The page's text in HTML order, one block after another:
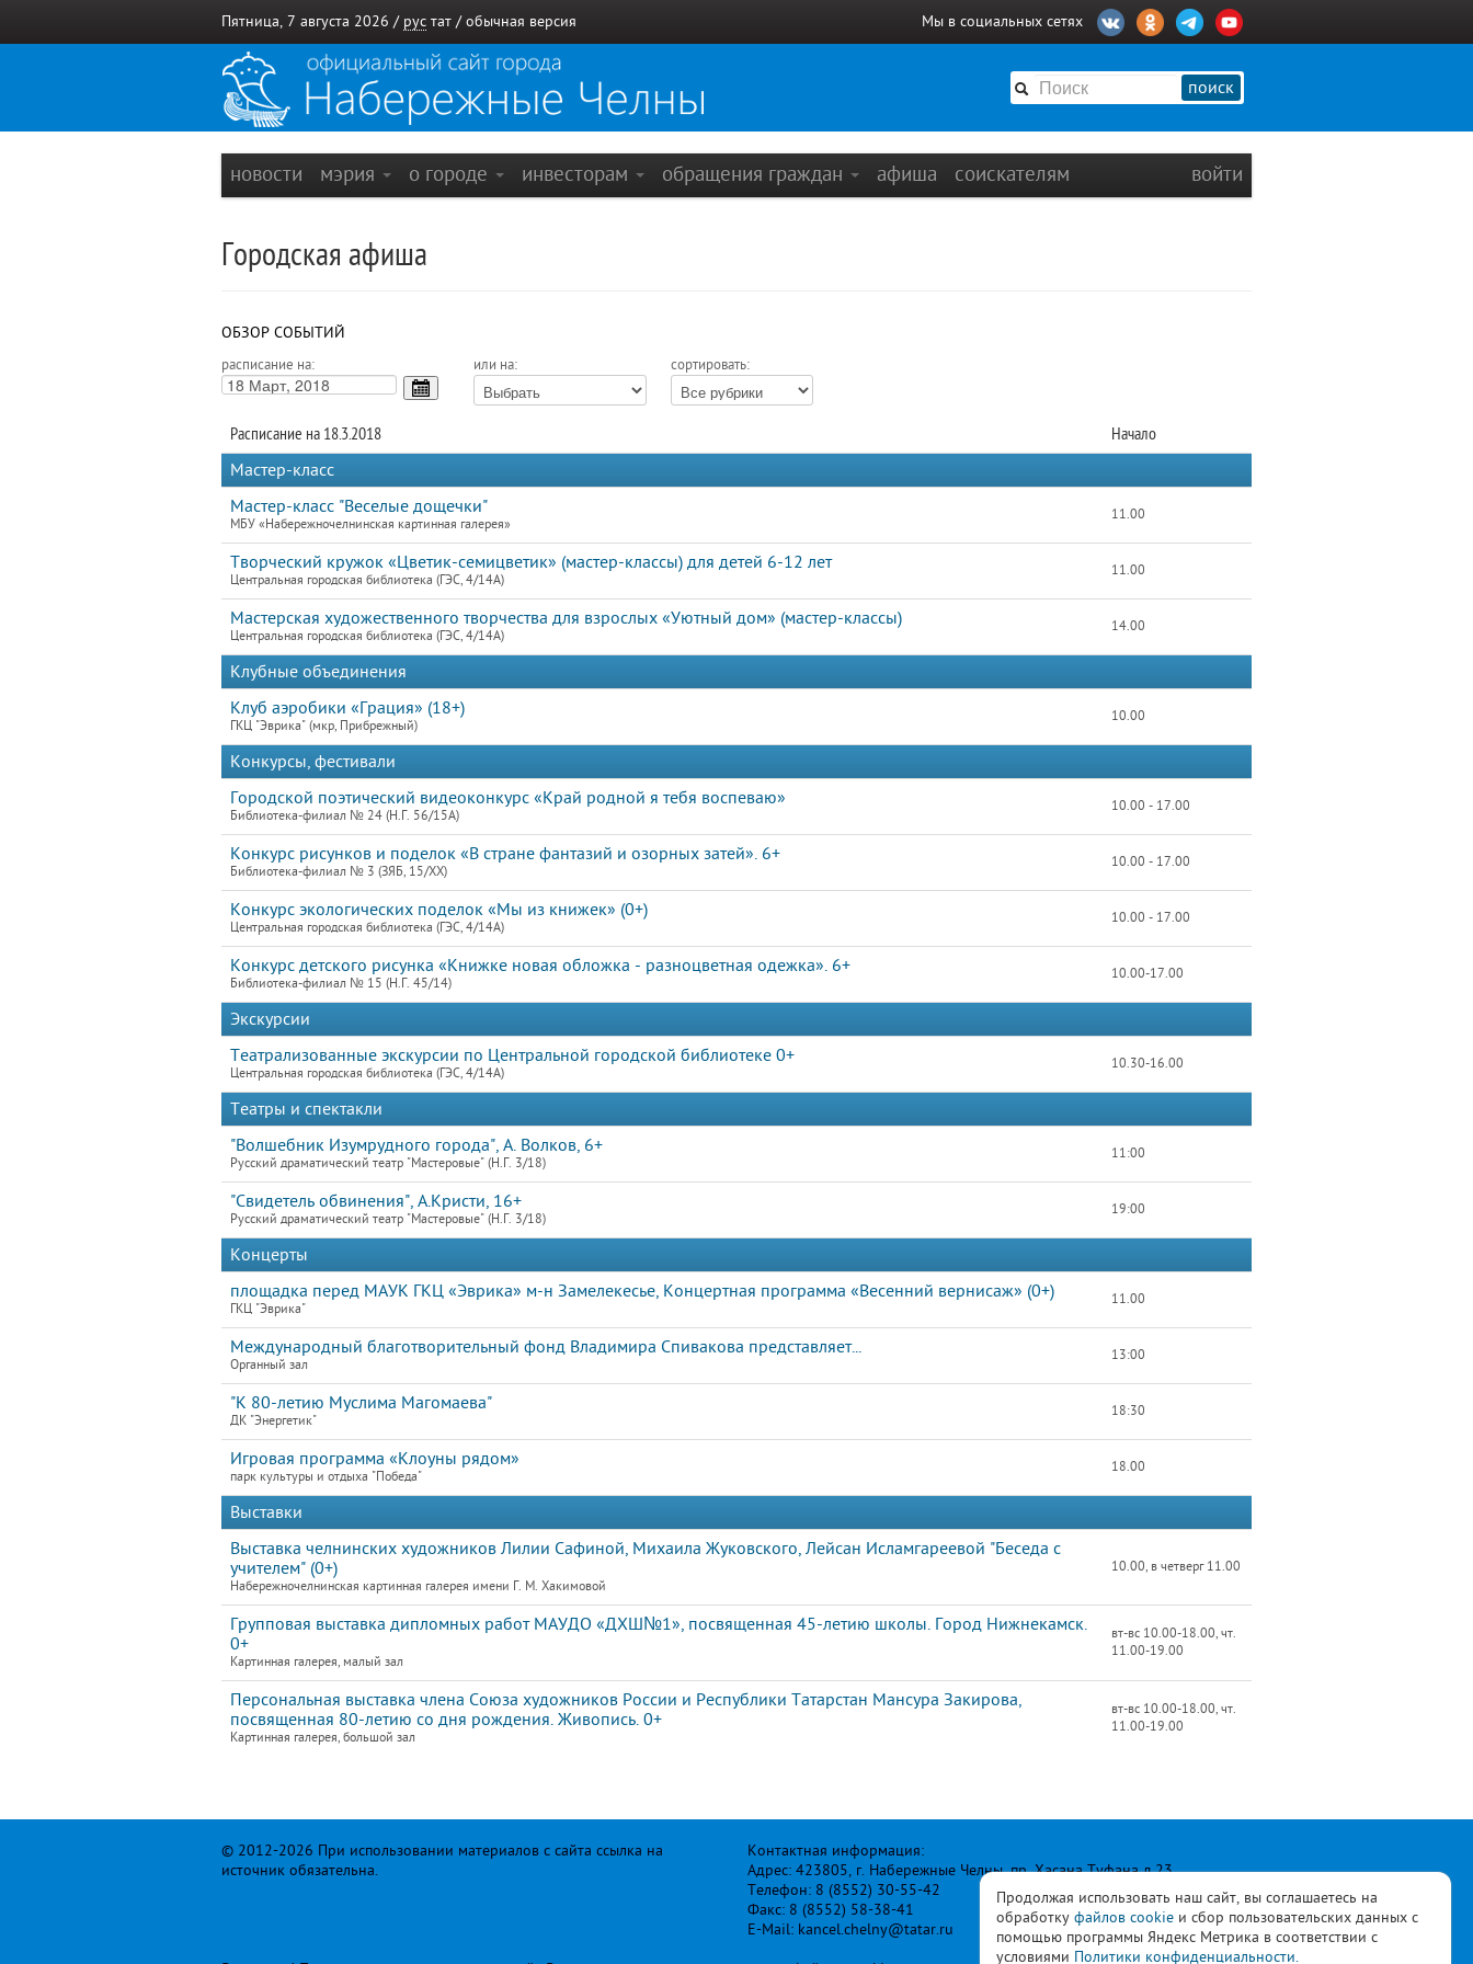
Продолжая использовать наш сайт, вы соглашаетесь на
обработку файлов cookie и сбор пользовательских данных с
помощью программы Яндекс Метрика в соответствии с
условиями Политики конфиденциальности.
Пятница, 7 августа 2026 / рус тат / обычная версия Мы в социальных сетях
поиск
новости мэрия о городе инвесторам обращения граждан афиша соискателям войти
Городская афиша
ОБЗОР СОБЫТИЙ
расписание на: или на: сортировать:
Расписание на 18.3.2018
Начало
Мастер-класс
Мастер-класс "Веселые дощечки"
МБУ «Набережночелнинская картинная галерея»
11.00
Творческий кружок «Цветик-семицветик» (мастер-классы) для детей 6-12 лет
Центральная городская библиотека (ГЭС, 4/14А)
11.00
Мастерская художественного творчества для взрослых «Уютный дом» (мастер-классы)
Центральная городская библиотека (ГЭС, 4/14А)
14.00
Клубные объединения
Клуб аэробики «Грация» (18+)
ГКЦ "Эврика" (мкр, Прибрежный)
10.00
Конкурсы, фестивали
Городской поэтический видеоконкурс «Край родной я тебя воспеваю»
Библиотека-филиал № 24 (Н.Г. 56/15А)
10.00 - 17.00
Конкурс рисунков и поделок «В стране фантазий и озорных затей». 6+
Библиотека-филиал № 3 (ЗЯБ, 15/ХХ)
10.00 - 17.00
Конкурс экологических поделок «Мы из книжек» (0+)
Центральная городская библиотека (ГЭС, 4/14А)
10.00 - 17.00
Конкурс детского рисунка «Книжке новая обложка - разноцветная одежка». 6+
Библиотека-филиал № 15 (Н.Г. 45/14)
10.00-17.00
Экскурсии
Театрализованные экскурсии по Центральной городской библиотеке 0+
Центральная городская библиотека (ГЭС, 4/14А)
10.30-16.00
Театры и спектакли
"Волшебник Изумрудного города", А. Волков, 6+
Русский драматический театр "Мастеровые" (Н.Г. 3/18)
11:00
"Свидетель обвинения", А.Кристи, 16+
Русский драматический театр "Мастеровые" (Н.Г. 3/18)
19:00
Концерты
площадка перед МАУК ГКЦ «Эврика» м-н Замелекесье, Концертная программа «Весенний вернисаж» (0+)
ГКЦ "Эврика"
11.00
Международный благотворительный фонд Владимира Спивакова представляет...
Органный зал
13:00
"К 80-летию Муслима Магомаева"
ДК "Энергетик"
18:30
Игровая программа «Клоуны рядом»
парк культуры и отдыха "Победа"
18.00
Выставки
Выставка челнинских художников Лилии Сафиной, Михаила Жуковского, Лейсан Исламгареевой "Беседа с
учителем" (0+)
Набережночелнинская картинная галерея имени Г. М. Хакимовой
10.00, в четверг 11.00
Групповая выставка дипломных работ МАУДО «ДХШ№1», посвященная 45-летию школы. Город Нижнекамск.
0+
Картинная галерея, малый зал
вт-вс 10.00-18.00, чт.
11.00-19.00
Персональная выставка члена Союза художников России и Республики Татарстан Мансура Закирова,
посвященная 80-летию со дня рождения. Живопись. 0+
Картинная галерея, большой зал
вт-вс 10.00-18.00, чт.
11.00-19.00
© 2012-2026 При использовании материалов с сайта ссылка на
источник обязательна.
Контактная информация:
Адрес: 423805, г. Набережные Челны, пр. Хасана Туфана д.23
Телефон: 8 (8552) 30-55-42
Факс: 8 (8552) 58-38-41
E-Mail: kancel.chelny@tatar.ru